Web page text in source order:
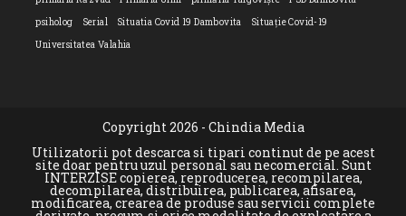
psiholog
Serial Situatia Covid 19 Dambovita
Situație Covid-19
Universitatea Valahia
Copyright 2026 - Chindia Media
Utilizatorii pot descarca si tipari continut de pe acest
site doar pentru uzul personal sau necomercial. Sunt
INTERZISE copierea, reproducerea, recompilarea,
decompilarea, distribuirea, publicarea, afisarea,
modificarea, crearea de produse sau servicii complete